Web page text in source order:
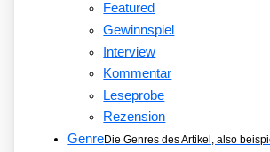
Featured
Gewinnspiel
Interview
Kommentar
Leseprobe
Rezension
GenreDie Genres des Artikel, also